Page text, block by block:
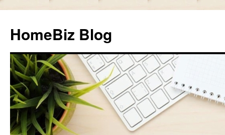
HomeBiz Blog